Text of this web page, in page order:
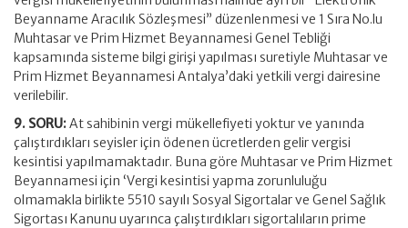
Beyanname Aracılık Sözleşmesi” düzenlenmesi ve 1 Sıra No.lu
Muhtasar ve Prim Hizmet Beyannamesi Genel Tebliği
kapsamında sisteme bilgi girişi yapılması suretiyle Muhtasar ve
Prim Hizmet Beyannamesi Antalya’daki yetkili vergi dairesine
verilebilir.
9. SORU:At sahibinin vergi mükellefiyeti yoktur ve yanında
çalıştırdıkları seyisler için ödenen ücretlerden gelir vergisi
kesintisi yapılmamaktadır. Buna göre Muhtasar ve Prim Hizmet
Beyannamesi için ‘Vergi kesintisi yapma zorunluluğu
olmamakla birlikte 5510 sayılı Sosyal Sigortalar ve Genel Sağlık
Sigortası Kanunu uyarınca çalıştırdıkları sigortalıların prime